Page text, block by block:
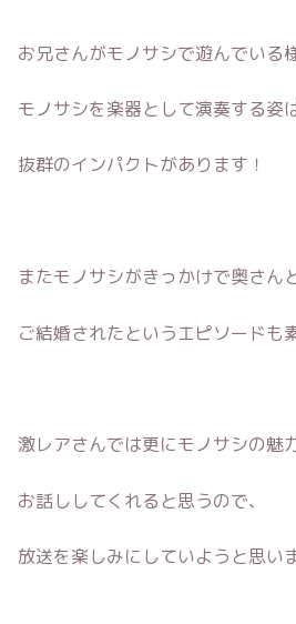
お兄さんがモノサシで遊んでいる
モノサシを楽器として演奏する姿
抜群のインパクトがあります！
またモノサシがきっかけで奥さん
ご結婚されたというエピソード
激レアさんでは更にモノサシの魅
お話ししてくれると思うので、
放送を楽しみにしていようと思い